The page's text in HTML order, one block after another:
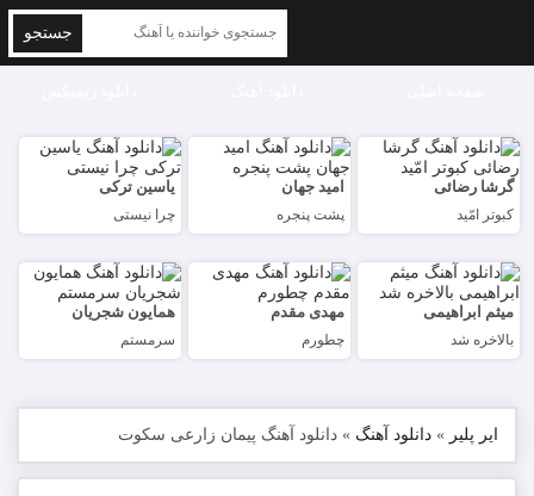
جستجو
گرشا رضائی
کبوتر امّید
امید جهان
پشت پنجره
یاسین ترکی
چرا نیستی
میثم ابراهیمی
بالاخره شد
مهدی مقدم
چطورم
همایون شجریان
سرمستم
ایر پلیر » دانلود آهنگ » دانلود آهنگ پیمان زارعی سکوت